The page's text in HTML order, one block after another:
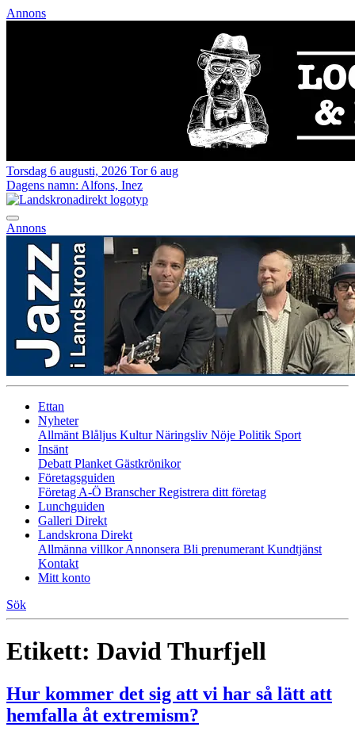
Annons
Torsdag 6 augusti, 2026 Tor 6 aug
Dagens namn: Alfons, Inez
Annons
Ettan
Nyheter
Allmänt Blåljus KulturNäringsliv Nöje Politik Sport
Insänt
Debatt Planket Gästkrönikor
Företagsguiden
Företag A-Ö BranscherRegistrera ditt företag
Lunchguiden
Galleri Direkt
Landskrona Direkt
Allmänna villkorAnnonsera Bli prenumerant Kundtjänst
Kontakt
Mitt konto
Sök
Etikett: David Thurfjell
Hur kommer det sig att vi har så lätt att
hemfalla åt extremism?